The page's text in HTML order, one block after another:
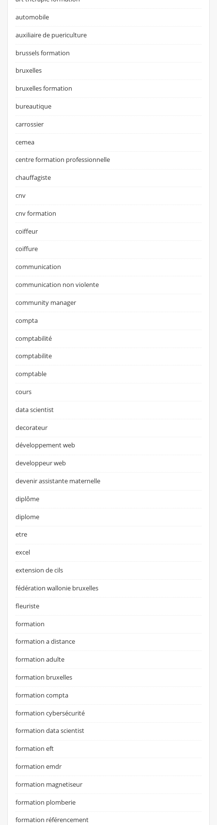
automobile
auxiliaire de puericulture
brussels formation
bruxelles
bruxelles formation
bureautique
carrossier
cemea
centre formation professionnelle
chauffagiste
cnv
cnv formation
coiffeur
coiffure
communication
communication non violente
community manager
compta
comptabilité
comptabilite
comptable
cours
data scientist
decorateur
développement web
developpeur web
devenir assistante maternelle
diplôme
diplome
etre
excel
extension de cils
fédération wallonie bruxelles
fleuriste
formation
formation a distance
formation adulte
formation bruxelles
formation compta
formation cybersécurité
formation data scientist
formation eft
formation emdr
formation magnetiseur
formation plomberie
formation référencement